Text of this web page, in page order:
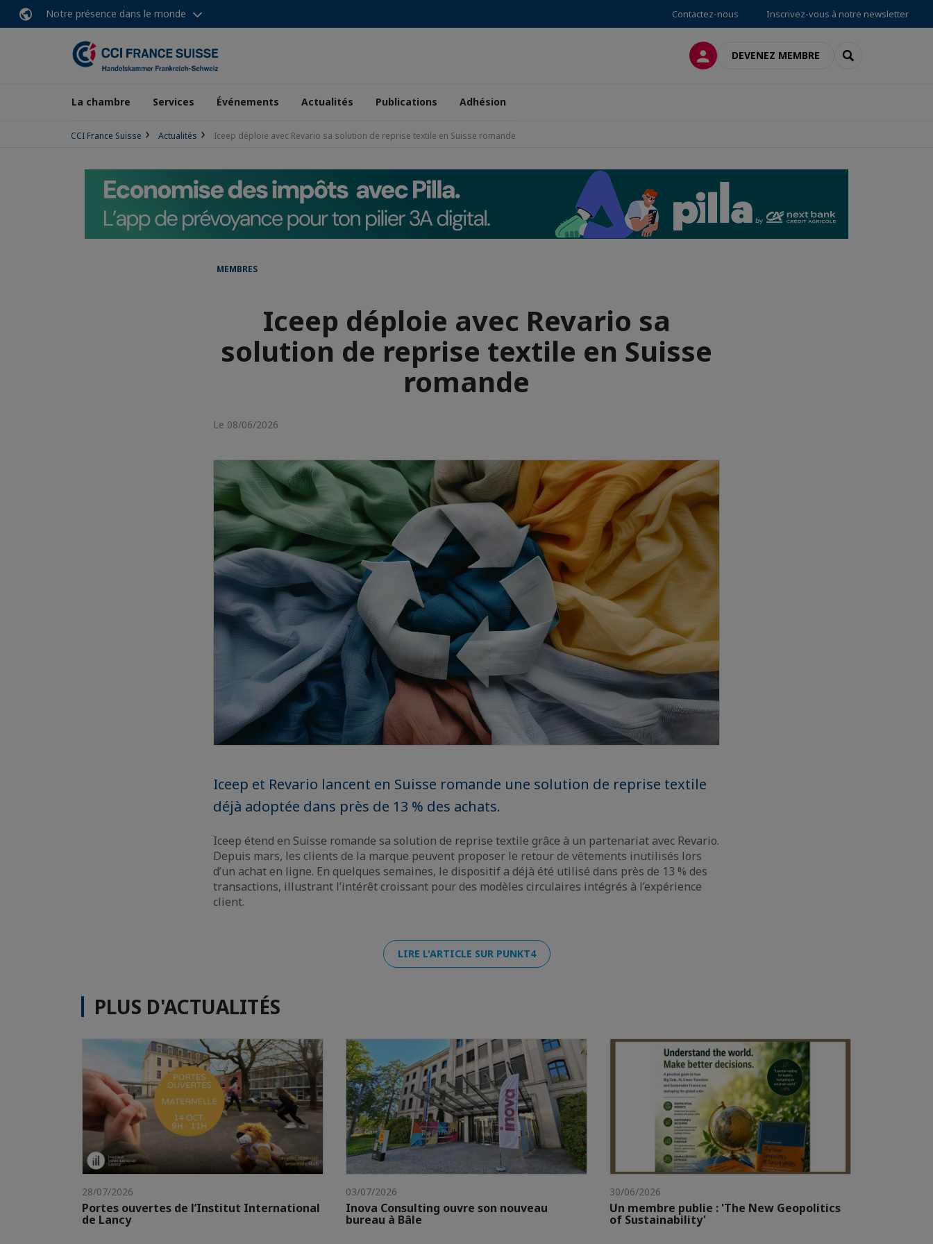
Notre présence dans le monde Contactez-nous Inscrivez-vous à notre newsletter
CONNEXIONDEVENEZ MEMBRE RECHERCHER
La chambre Services Événements Actualités Publications Adhésion
CCI France Suisse Actualités Iceep déploie avec Revario sa solution de reprise textile en Suisse romande
MEMBRES
Iceep déploie avec Revario sa
solution de reprise textile en Suisse
romande
Le 08/06/2026
Iceep et Revario lancent en Suisse romande une solution de reprise textile
déjà adoptée dans près de 13 % des achats.
Iceep étend en Suisse romande sa solution de reprise textile grâce à un partenariat avec Revario.
Depuis mars, les clients de la marque peuvent proposer le retour de vêtements inutilisés lors
d’un achat en ligne. En quelques semaines, le dispositif a déjà été utilisé dans près de 13 % des
transactions, illustrant l’intérêt croissant pour des modèles circulaires intégrés à l’expérience
client.
LIRE L'ARTICLE SUR PUNKT4
PLUS D'ACTUALITÉS
28/07/2026
Portes ouvertes de l’Institut International
de Lancy
03/07/2026
Inova Consulting ouvre son nouveau
bureau à Bâle
30/06/2026
Un membre publie : 'The New Geopolitics
of Sustainability'